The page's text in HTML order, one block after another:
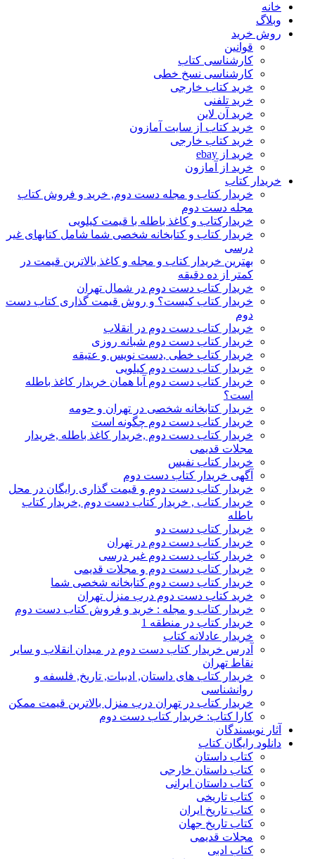
خانه
وبلاگ
روش خرید
قوانین
کارشناسی کتاب
کارشناسی نسخ خطی
خرید کتاب خارجی
خرید تلفنی
خرید آن لاین
خرید کتاب از سایت آمازون
خرید کتاب خارجی
خرید از ebay
خرید از آمازون
خریدار کتاب
خریدار کتاب و مجله دست دوم, خرید و فروش کتاب
مجله دست دوم
خریدارکتاب و کاغذ باطله با قیمت کیلویی
خریدار کتاب و کتابخانه شخصی شما شامل کتابهای غیر
درسی
بهترین خریدار کتاب و مجله و کاغذ بالاترین قیمت در
کمتر از ده دقیقه
خریدار کتاب دست دوم در شمال تهران
خریدار کتاب کیست؟ و روش قیمت گذاری کتاب دست
دوم
خریدار کتاب دست دوم در انقلاب
خریدار کتاب دست دوم شبانه روزی
خریدار کتاب خطی ,دست نویس و عتیقه
خریدار کتاب دست دوم کیلویی
خریدار کتاب دست دوم آیا همان خریدار کاغذ باطله
است؟
خریدار کتابخانه شخصی در تهران و حومه
خریدار کتاب دست دوم چگونه است
خریدار کتاب دست دوم ,خریدار کاغذ باطله ,خریدار
مجلات قدیمی
خریدار کتاب نفیس
آگهی خریدار کتاب دست دوم
خریدار کتاب دست دوم و قیمت گذاری رایگان در محل
خریدار کتاب , خریدار کتاب دست دوم ,خریدار کتاب
باطله
خریدار کتاب دست دو
خریدار کتاب دست دوم در تهران
خریدار کتاب دست دوم غیر درسی
خریدار کتاب دست دوم و مجلات قدیمی
خریدار کتاب دست دوم کتابخانه شخصی شما
خرید کتاب دست دوم درب منزل تهران
خریدار کتاب و مجله : خرید و فروش کتاب دست دوم
خریدار کتاب در منطقه 1
خریدار عادلانه کتاب
آدرس خریدار کتاب دست دوم در میدان انقلاب و سایر
نقاط تهران
خریدار کتاب های داستان, ادبیات, تاریخ, فلسفه و
روانشناسی
خریدار کتاب در تهران درب منزل بالاترین قیمت ممکن
کارا کتاب: خریدار کتاب دست دوم
آثار نویسندگان
دانلود رایگان کتاب
کتاب داستان
کتاب داستان خارجی
کتاب داستان ایرانی
کتاب تاریخی
کتاب تاریخ ایران
کتاب تاریخ جهان
مجلات قدیمی
کتاب ادبی